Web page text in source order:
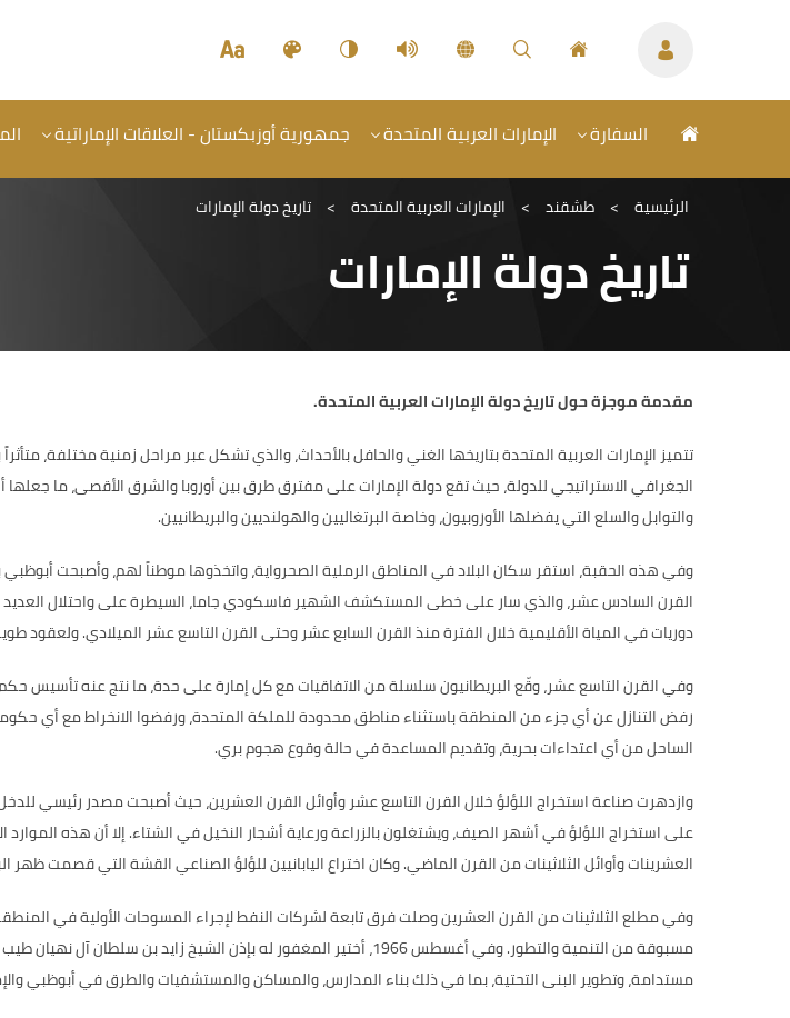
السفارة الإمارات العربية المتحدة جمهورية أوزبكستان - العلاقات الإماراتية
الرئيسية > طشقند > الإمارات العربية المتحدة > تاريخ دولة الإمارات
تاريخ دولة الإمارات
مقدمة موجزة حول تاريخ دولة الإمارات العربية المتحدة.
تتميز الإمارات العربية المتحدة بتاريخها الغني والحافل بالأحداث، والذي تشكل عبر مراحلزمنية مختلفة،
الجغرافي الاستراتيجي للدولة، حيث تقع دولة الإمارات على مفترق طرق بين أوروبا والشرق الأقصى، ما
والتوابل والسلع التي يفضلها الأوروبيون، وخاصة البرتغاليين والهولنديين والبريطانيين.
وفي هذه الحقبة،استقر سكان البلاد في المناطق الرملية الصحرواية، واتخذوها موطناً لهم، وأصبحت
القرن السادس عشر، والذي سار على خطى المستكشف الشهير فاسكودي جاما، السيطرة على واحتلال العديد
دوريات في المياة الأقليمية خلال الفترة منذ القرن السابع عشر وحتى القرن التاسع عشر الميلادي.ولعقود
وفي القرن التاسع عشر، وقّع البريطانيون سلسلة من الاتفاقيات مع كل إمارة على حدة، ما نتج عنه تأسيس
رفض التنازل عن أي جزء من المنطقة باستثناء مناطق محدودة للملكة المتحدة، ورفضوا الانخراط مع أي
الساحل من أي اعتداءات بحرية، وتقديم المساعدة في حالة وقوع هجوم بري.
وازدهرت صناعة استخراج اللؤلؤ خلال القرن التاسع عشر وأوائل القرن العشرين، حيث أصبحت مصدر رئيسي
على استخراج اللؤلؤ في أشهر الصيف، ويشتغلون بالزراعة ورعاية أشجار النخيل في الشتاء.إلا أن هذه
العشرينات وأوائل الثلاثينات من القرن الماضي.وكان اختراع اليابانيين للؤلؤ الصناعي القشة التي قصمت ظهر
وفي مطلع الثلاثينات من القرن العشرين وصلت فرق تابعة لشركات النفط لإجراء المسوحات الأولية في
مسبوقة من التنمية والتطور.وفي أغسطس1966، أختير المغفور له بإذن الشيخ زايد بن سلطان آل
مستدامة، وتطوير البنى التحتية، بما في ذلك بناء المدارس، والمساكن والمستشفيات والطرق في أبوظبي